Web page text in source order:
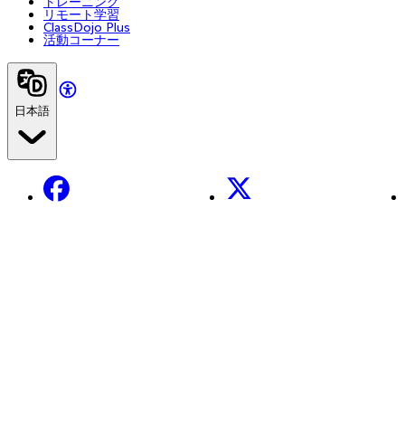
リモート学習
ClassDojo Plus
活動コーナー
日本語
Facebook X